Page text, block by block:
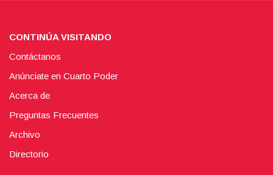
CONTINÚA VISITANDO
Contáctanos
Anúnciate en Cuarto Poder
Acerca de
Preguntas Frecuentes
Archivo
Directorio